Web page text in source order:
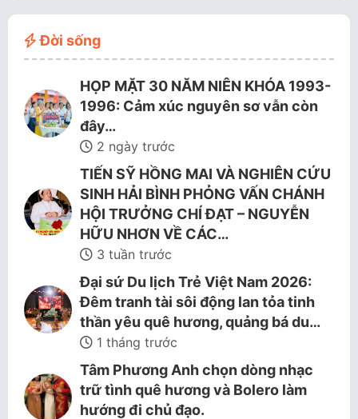
Đời sống
HỌP MẶT 30 NĂM NIÊN KHÓA 1993-
1996: Cảm xúc nguyên sơ vẫn còn
đây…
2 ngày trước
TIẾN SỸ HỒNG MAI VÀ NGHIÊN CỨU
SINH HẢI BÌNH PHỎNG VẤN CHÁNH
HỘI TRƯỞNG CHÍ ĐẠT – NGUYỄN
HỮU NHƠN VỀ CÁC…
3 tuần trước
Đại sứ Du lịch Trẻ Việt Nam 2026:
Đêm tranh tài sôi động lan tỏa tinh
thần yêu quê hương, quảng bá du…
1 tháng trước
Tâm Phương Anh chọn dòng nhạc
trữ tình quê hương và Bolero làm
hướng đi chủ đạo.